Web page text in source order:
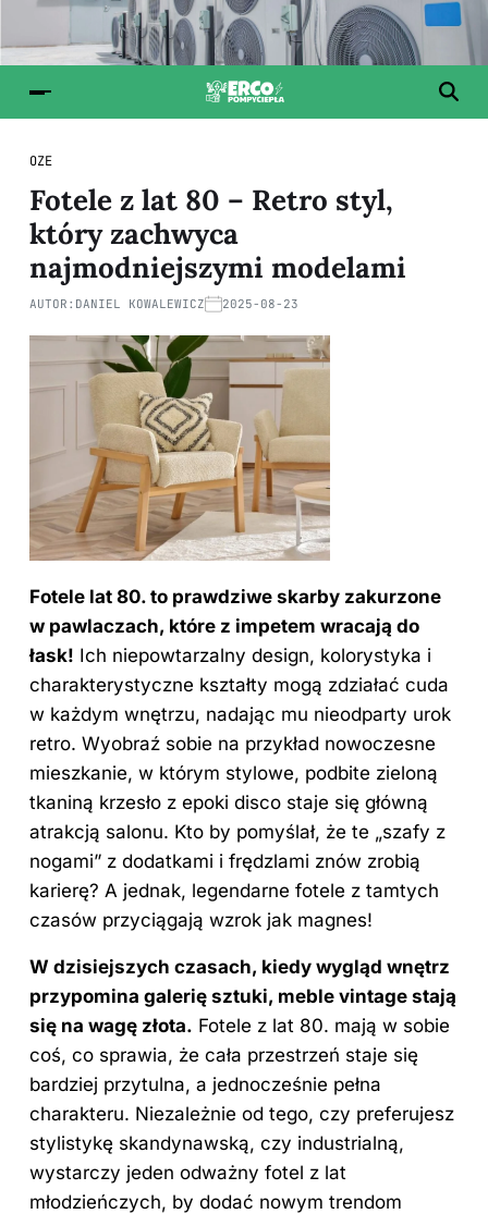
OZE
Fotele z lat 80 – Retro styl,
który zachwyca
najmodniejszymi modelami
AUTOR: DANIEL KOWALEWICZ 2025-08-23
Fotele lat 80. to prawdziwe skarby zakurzone
w pawlaczach, które z impetem wracają do
łask! Ich niepowtarzalny design, kolorystyka i
charakterystyczne kształty mogą zdziałać cuda
w każdym wnętrzu, nadając mu nieodparty urok
retro. Wyobraź sobie na przykład nowoczesne
mieszkanie, w którym stylowe, podbite zieloną
tkaniną krzesło z epoki disco staje się główną
atrakcją salonu. Kto by pomyślał, że te „szafy z
nogami” z dodatkami i frędzlami znów zrobią
karierę? A jednak, legendarne fotele z tamtych
czasów przyciągają wzrok jak magnes!
W dzisiejszych czasach, kiedy wygląd wnętrz
przypomina galerię sztuki, meble vintage stają
się na wagę złota. Fotele z lat 80. mają w sobie
coś, co sprawia, że cała przestrzeń staje się
bardziej przytulna, a jednocześnie pełna
charakteru. Niezależnie od tego, czy preferujesz
stylistykę skandynawską, czy industrialną,
wystarczy jeden odważny fotel z lat
młodzieńczych, by dodać nowym trendom